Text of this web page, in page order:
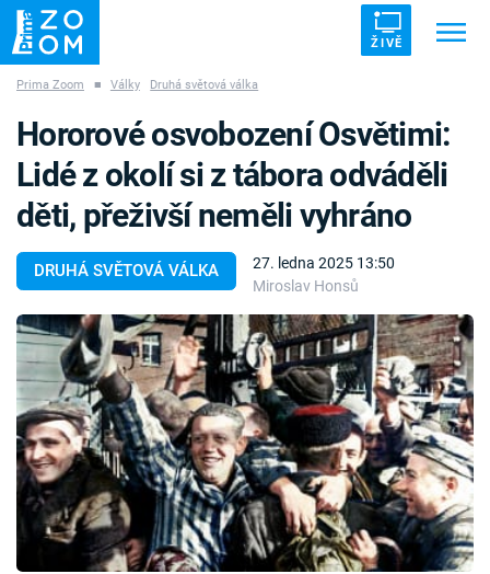
ŽIVĚ
ZÁHADY VETŘELCI DÁVNOVĚKU
Témata
Témata
Pořady
TV Program
Časopis
Sledujte prima+
Prima Zoom ■ Války Druhá světová válka
DRUHÁ SVĚTOVÁ VÁLKA
27. ledna 2025 13:50
Miroslav Honsů
Hororové osvobození Osvětimi:
Lidé z okolí si z tábora odváděli
děti, přeživší neměli vyhráno